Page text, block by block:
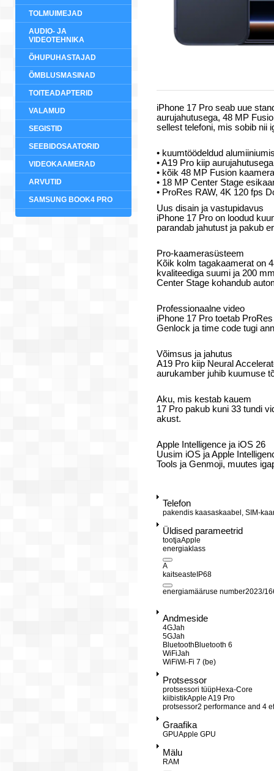
TOLMUIMEJAD
AUDIO- JA
VIDEOTEHNIKA
ÕHUPUHASTAJAD
ÕMBLUSMASINAD
TOITEADAPTERID
VALAMUD
SEGISTID
SEEBIDOSAATORID
VIDEOKAAMERAD
ARVUTID
SAMSUNG BOOK4 PRO
iPhone 17 Pro seab uue
aurujahutusega, 48 MP
sellest telefoni, mis sobib nii
• kuumtöödeldud
• A19 Pro kiip
• kõik 48 MP Fusion
• 18 MP Center Stage
• ProRes RAW, 4K 120 fps
Uus disain ja vastupidavus
iPhone 17 Pro on loodud
parandab jahutust ja pakub
Pro-kaamerasüsteem
Kõik kolm tagakaamerat on
kvaliteediga suumi ja 200
Center Stage kohandub
Professionaalne video
iPhone 17 Pro toetab
Genlock ja time code tugi
Võimsus ja jahutus
A19 Pro kiip Neural
aurukamber juhib kuumuse
Aku, mis kestab kauem
17 Pro pakub kuni 33 tundi
akust.
Apple Intelligence ja iOS 26
Uusim iOS ja Apple
Tools ja Genmoji, muutes
Telefon
pakendis kaasaskaabel, SIM-
Üldised parameetrid
tootjaApple
energiaklass
A
kaitseaste IP68
energiamääruse number2023/
Andmeside
4GJah
5GJah
Bluetooth Bluetooth 6
WiFiJah
WiFiWi-Fi 7 (be)
Protsessor
protsessori tüüpHexa-Core
kiibistikApple A19 Pro
protsessor2 performance and 4
Graafika
GPUApple GPU
Mälu
RAM